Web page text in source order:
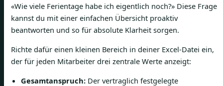
«Wie viele Ferientage habe ich eigentlich noch?» Diese Frage
kannst du mit einer einfachen Übersicht proaktiv
beantworten und so für absolute Klarheit sorgen.
Richte dafür einen kleinen Bereich in deiner Excel-Datei ein,
der für jeden Mitarbeiter drei zentrale Werte anzeigt:
Gesamtanspruch: Der vertraglich festgelegte